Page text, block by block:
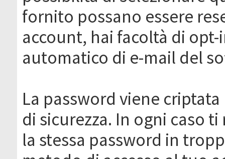
fornito possano essere
account, hai facoltà di
automatico di e-mail del
La password viene
di sicurezza. In ogni caso
la stessa password in